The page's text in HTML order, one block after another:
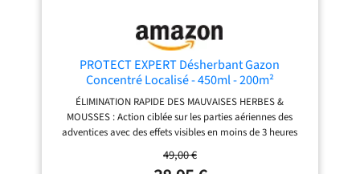
PROTECT EXPERT Désherbant Gazon
Concentré Localisé - 450ml - 200m²
ÉLIMINATION RAPIDE DES MAUVAISES HERBES &
MOUSSES : Action ciblée sur les parties aériennes des
adventices avec des effets visibles en moins de 3 heures
après application. ACTION PUISSANTE À BASE D’ACIDE
PÉLARGONIQUE : Formule ultra-efficace 500 g/L qui
49,00 €